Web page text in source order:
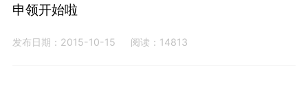
申领开始啦
发布日期：2015-10-15 阅读：14813